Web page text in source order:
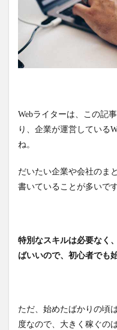
Webライターは、この記
り、企業が運営している
ね。
だいたい企業や会社のま
書いていることが多いです
特別なスキルは必要なく
ばいいので、初心者でも
ただ、始めたばかりの頃
度なので、大きく稼ぐの